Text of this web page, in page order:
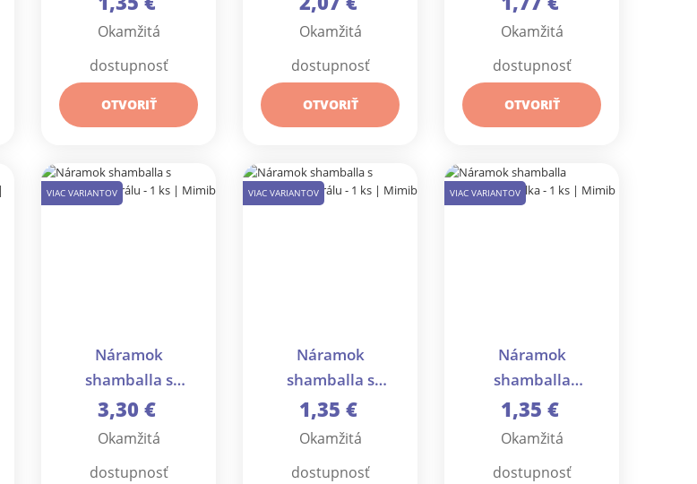
Okamžitá
dostupnosť
OTVORIŤ
kvetom - 1 ks
Okamžitá
dostupnosť
OTVORIŤ
brúsenými
Okamžitá
dostupnosť
OTVORIŤ
VIAC VARIANTOV
Náramok
shamballa s
imitáciou
minerálu - 1 ks
3,30 €
Okamžitá
dostupnosť
VIAC VARIANTOV
Náramok
shamballa s
imitáciou
minerálu - 1 ks
1,35 €
Okamžitá
dostupnosť
VIAC VARIANTOV
Náramok
shamballa
minerálna korálka
- 1 ks
1,35 €
Okamžitá
dostupnosť